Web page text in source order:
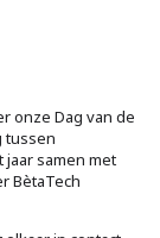
onze Dag van de
tussen
samen met
BètaTech